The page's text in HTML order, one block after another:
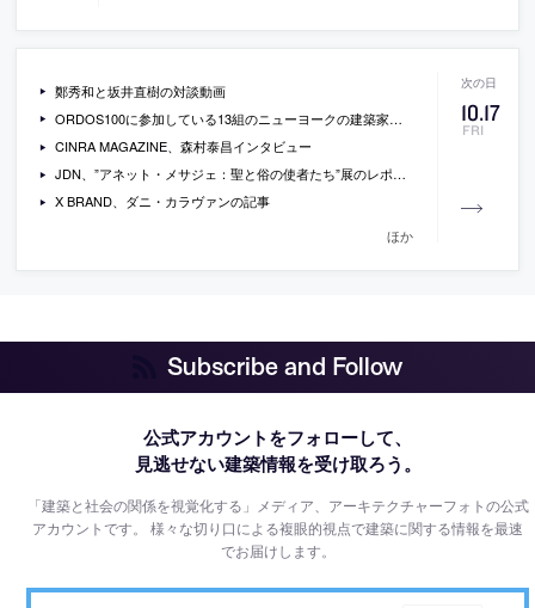
10.17
FRI
鄭秀和と坂井直樹の対談動画
ORDOS100に参加している13組のニューヨークの建築家へのインタビュー動画
CINRA MAGAZINE、森村泰昌インタビュー
JDN、”アネット・メサジェ：聖と俗の使者たち”展のレポート
X BRAND、ダニ・カラヴァンの記事
ほか
Subscribe and Follow
公式アカウントをフォローして、
見逃せない建築情報を受け取ろう。
「建築と社会の関係を視覚化する」メディア、アーキテクチャーフォトの公式
アカウントです。様々な切り口による複眼的視点で建築に関する情報を最速
でお届けします。